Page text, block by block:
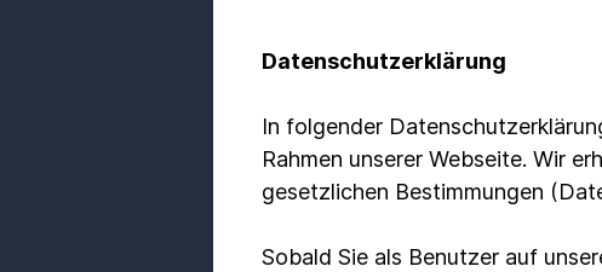
Datenschutzerklärung
In folgender
Rahmen unserer Webseite. Wir
gesetzlichen Bestimmungen
Sobald Sie als Benutzer auf